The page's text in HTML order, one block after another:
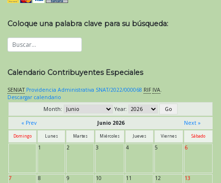
Coloque una palabra clave para su búsqueda:
Calendario Contribuyentes Especiales
SENIAT Providencia Administrativa SNAT/2022/000068 RIF IVA.
Descargar calendario
Month:
Year:
« Prev
Junio 2026 Next »
Domingo Lunes Martes Miércoles Jueves Viernes Sábado
1 2 3 4 5 6
7 8 9 10 11 12 13